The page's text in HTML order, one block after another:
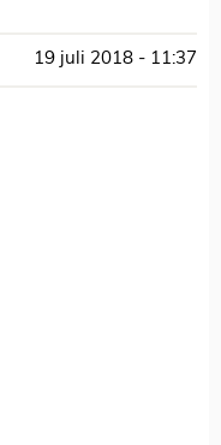
19 juli 2018 - 11:37